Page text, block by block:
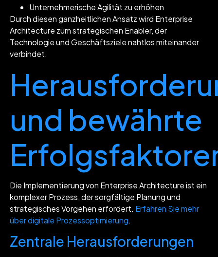
Unternehmerische Agilität zu erhöhen
Durch diesen ganzheitlichen Ansatz wird Enterprise
Architecture zum strategischen Enabler, der
Technologie und Geschäftsziele nahtlos miteinander
verbindet.
und bewährte
Die Implementierung von Enterprise Architecture ist ein
komplexer Prozess, der sorgfältige Planung und
strategisches Vorgehen erfordert. Erfahren Sie mehr
über digitale Prozessoptimierung.
Zentrale Herausforderungen